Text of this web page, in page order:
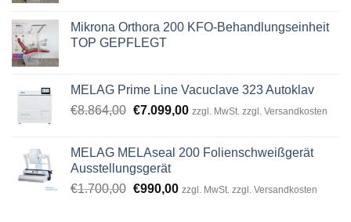
Mikrona Orthora 200 KFO-Behandlungseinheit
TOP GEPFLEGT
MELAG Prime Line Vacuclave 323 Autoklav
€8.864,00 Original
€8.864,00.
€7.099,00Current
€7.099,00.
zzgl. MwSt. zzgl. Versandkosten
MELAG MELAseal 200 Folienschweißgerät
Ausstellungsgerät
€1.700,00 Original
€990,00Current
zzgl. MwSt. zzgl. Versandkosten